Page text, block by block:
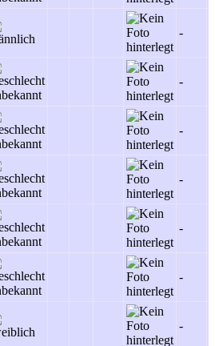
-
-
-
-
-
-
-